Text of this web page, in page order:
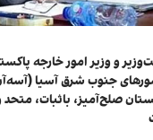
و وزیر امور خارجه
جنوب شرق آسیا
صلح‌آمیز، باثبات، متحد